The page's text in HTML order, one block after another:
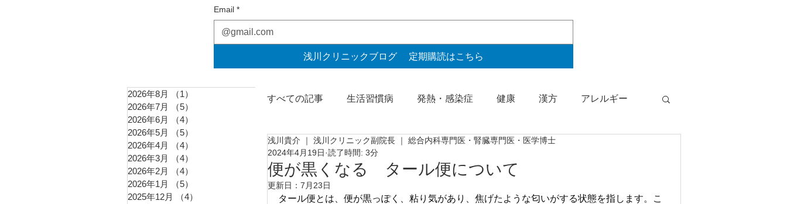
2026年8月 （1）
2026年7月
（5）
2026年6月
（4）
2026年5月
（5）
2026年4月
（4）
2026年3月
（4）
2026年2月
（4）
2026年1月
（5）
2025年12月
（4）
すべての記事 生活習慣病 発熱・感染症 健康 漢方 アレルギー
自由診療 予防接種 腎臓・尿検査 健診・検査結果
胃腸・肝臓
便が黒くなる タール便について
浅川貴介 ｜ 浅川クリニック副院長 ｜ 総合内科専門医・腎臓専門医・医学博士
2024年4月19日 読了時間: 3分
更新日： 7月23日
タール便とは、便が黒っぽく、粘り気があり、焦げたような匂いがする状態を指します。こ
Email *
浅川クリニックブログ 定期購読はこちら